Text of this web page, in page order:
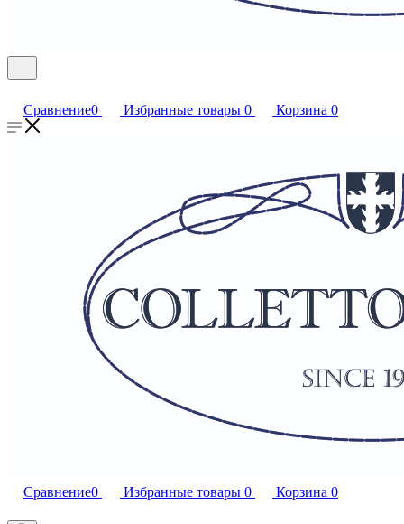
Сравнение0 Избранные товары 0 Корзина 0
Сравнение0 Избранные товары 0 Корзина 0